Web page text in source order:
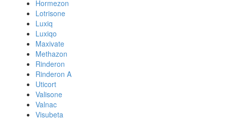
Hormezon
Lotrisone
Luxiq
Luxiqo
Maxivate
Methazon
Rinderon
Rinderon A
Uticort
Valisone
Valnac
Visubeta